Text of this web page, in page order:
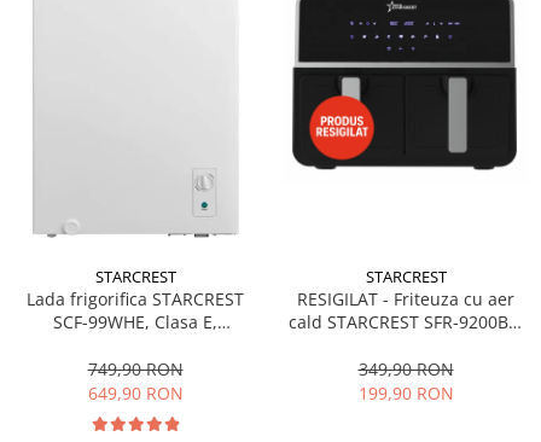
STARCREST
Lada frigorifica STARCREST
SCF-99WHE, Clasa E,
convertibil - functie frigider,
Termostat reglabil, Alb
749,90 RON
649,90 RON
STARCREST
RESIGILAT - Friteuza cu aer
cald STARCREST SFR-9200BK,
Termostat 80 - 200 °C, 8
programe predefinite, Negru
349,90 RON
199,90 RON